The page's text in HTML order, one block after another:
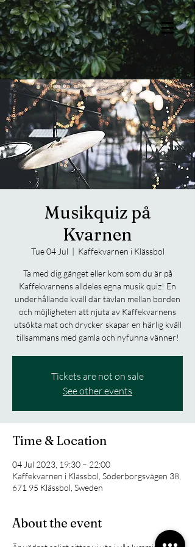
Musikquiz på
Kvarnen
Tue 04 Jul
  |
Kaffekvarnen i Klässbol
Ta med dig gänget eller kom som du är på
Kaffekvarnens alldeles egna musik quiz! En
underhållande kväll där tävlan mellan borden
och möjligheten att njuta av Kaffekvarnens
utsökta mat och drycker skapar en härlig kväll
tillsammans med gamla och nyfunna vänner!
Tickets are not on sale
See other events
Time & Location
04 Jul 2023, 19:30 – 22:00
Kaffekvarnen i Klässbol, Söderborgsvägen 38,
671 95 Klässbol, Sweden
About the event